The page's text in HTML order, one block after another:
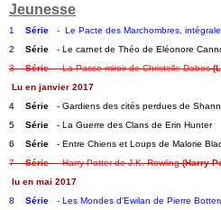
Jeunesse
1 Série -  Le Pacte des Marchombres,
2 Série - Le carnet de Théo de Eléonore
3 Série - La Passe-miroir de Christelle Dabos
Lu en janvier 2017
4 Série - Gardiens des cités perdues de
5 Série - La Guerre des Clans de Erin Hunter
6 Série - Entre Chiens et Loups de Malorie
7 Série - Harry Potter de J.K. Rowling (Harry
lu en mai 2017
8 Série - Les Mondes d'Ewilan de Pierre